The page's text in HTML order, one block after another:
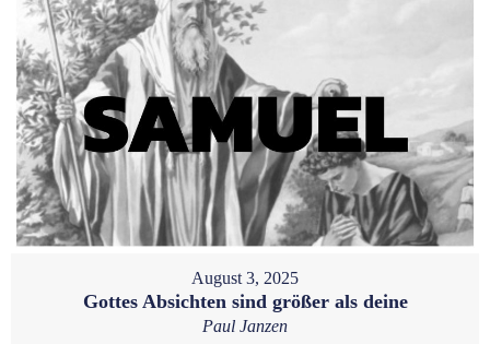
August 3, 2025
Gottes Absichten sind größer als deine
Paul Janzen